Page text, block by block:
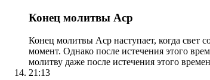
Конец молитвы Аср
Конец молитвы Аср наступает, когда свет
момент. Однако после истечения этого
молитву даже после истечения этого
21:13